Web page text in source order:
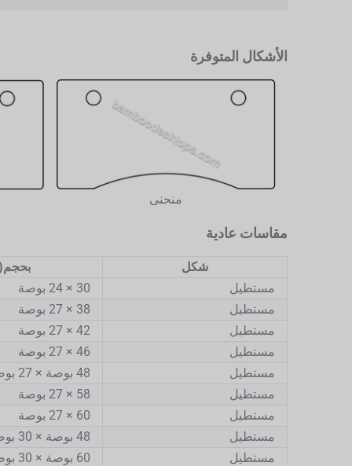
الأشكال المتوفرة
منحنى
مقاسات عادية
شكل
مستطيل
30 × 24 بوصة
مستطيل
38 × 27 بوصة
مستطيل
42 × 27 بوصة
مستطيل
46 × 27 بوصة
مستطيل
48 بوصة × 27 بوصة
مستطيل
58 × 27 بوصة
مستطيل
60 × 27 بوصة
مستطيل
48 بوصة × 30 بوصة
مستطيل
60 بوصة × 30 بوصة